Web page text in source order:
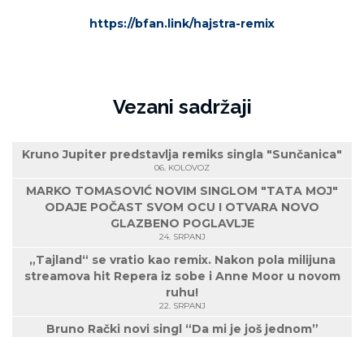
https://bfan.link/hajstra-remix
Vezani sadržaji
Kruno Jupiter predstavlja remiks singla "Sunčanica"
06. KOLOVOZ
MARKO TOMASOVIĆ NOVIM SINGLOM "TATA MOJ"
ODAJE POČAST SVOM OCU I OTVARA NOVO
GLAZBENO POGLAVLJE
24. SRPANJ
„Tajland“ se vratio kao remix. Nakon pola milijuna
streamova hit Repera iz sobe i Anne Moor u novom
ruhu!
22. SRPANJ
Bruno Rački novi singl “Da mi je još jednom”